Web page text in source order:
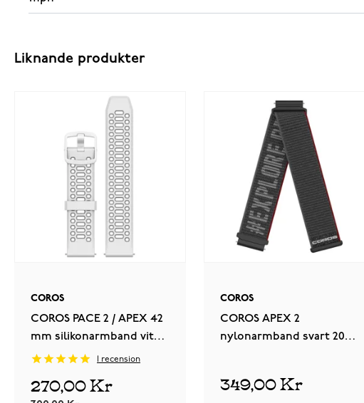
Liknande produkter
COROS
COROS PACE 2 / APEX 42
mm silikonarmband vit
WPACE2-WB-WHT
recension
270,00 Kr
COROS
COROS APEX 2
nylonarmband svart 20
349,00 Kr